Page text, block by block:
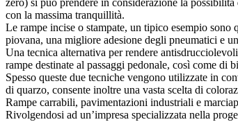
zero) si può prendere in considerazione la
con la massima tranquillità.
Le rampe incise o stampate, un tipico esempio sono
piovana, una migliore adesione degli pneumatici e
Una tecnica alternativa per rendere
rampe destinate al passaggi pedonale, così come di
Spesso queste due tecniche vengono utilizzate in
di quarzo, consente inoltre una vasta scelta di
Rampe carrabili, pavimentazioni industriali e
Rivolgendosi ad un’impresa specializzata nella